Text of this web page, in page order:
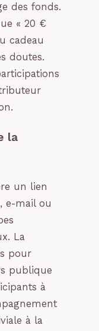
des fonds.
« 20 €
cadeau
doutes.
la
un lien
e-mail ou
La
pour
publique
à
à la